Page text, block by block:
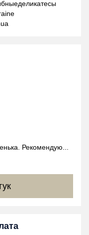
Рекомендую...